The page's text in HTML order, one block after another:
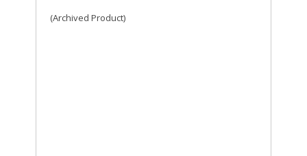
(Archived Product)